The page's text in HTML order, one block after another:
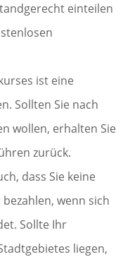
einteilen
ist eine
Sollten Sie nach
wollen, erhalten Sie
zurück.
dass Sie keine
wenn sich
Sollte Ihr
liegen,